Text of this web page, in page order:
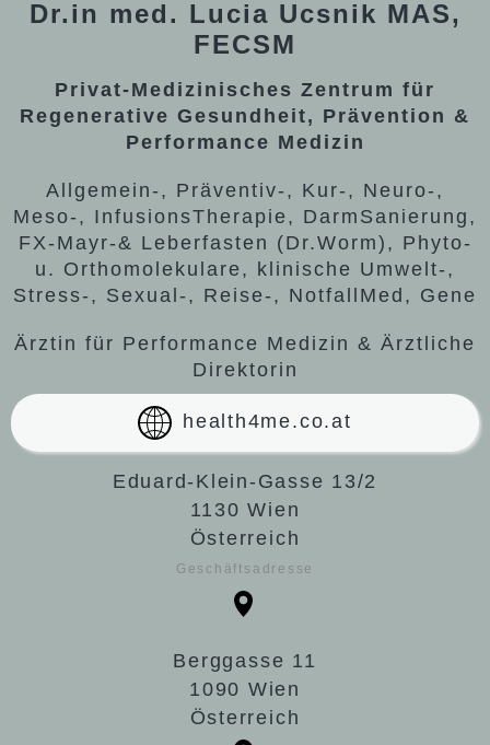
Dr.in med. Lucia Ucsnik MAS,
FECSM
Privat-Medizinisches Zentrum für
Regenerative Gesundheit, Prävention &
Performance Medizin
Allgemein-, Präventiv-, Kur-, Neuro-,
Meso-, InfusionsTherapie, DarmSanierung,
FX-Mayr-& Leberfasten (Dr.Worm), Phyto-
u. Orthomolekulare, klinische Umwelt-,
Stress-, Sexual-, Reise-, NotfallMed, Gene
Ärztin für Performance Medizin & Ärztliche
Direktorin
health4me.co.at
Eduard-Klein-Gasse 13/2
1130 Wien
Österreich
Geschäftsadresse
Berggasse 11
1090 Wien
Österreich